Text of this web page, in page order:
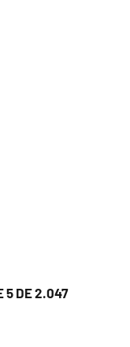
5 DE 2.047